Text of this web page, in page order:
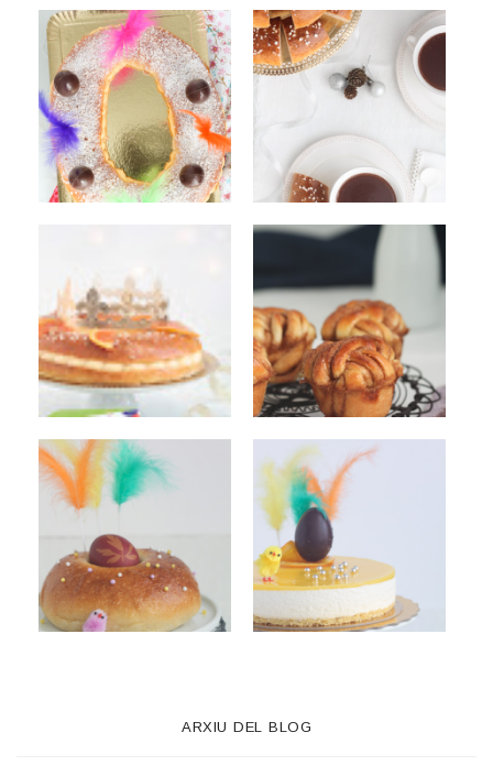
ARXIU DEL BLOG